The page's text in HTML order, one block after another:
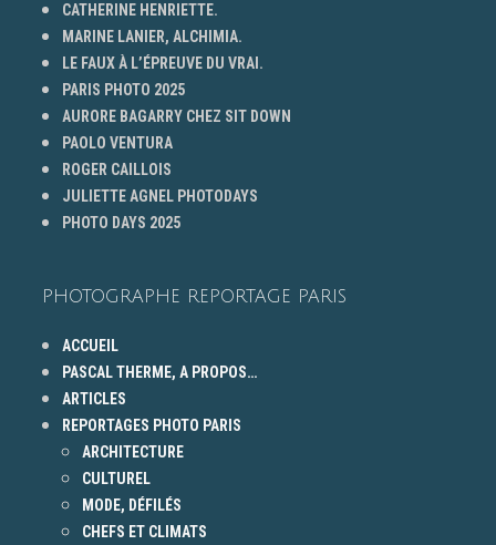
CATHERINE HENRIETTE.
MARINE LANIER, ALCHIMIA.
LE FAUX À L’ÉPREUVE DU VRAI.
PARIS PHOTO 2025
AURORE BAGARRY CHEZ SIT DOWN
PAOLO VENTURA
ROGER CAILLOIS
JULIETTE AGNEL PHOTODAYS
PHOTO DAYS 2025
PHOTOGRAPHE REPORTAGE PARIS
ACCUEIL
PASCAL THERME, A PROPOS…
ARTICLES
REPORTAGES PHOTO PARIS
ARCHITECTURE
CULTUREL
MODE, DÉFILÉS
CHEFS ET CLIMATS